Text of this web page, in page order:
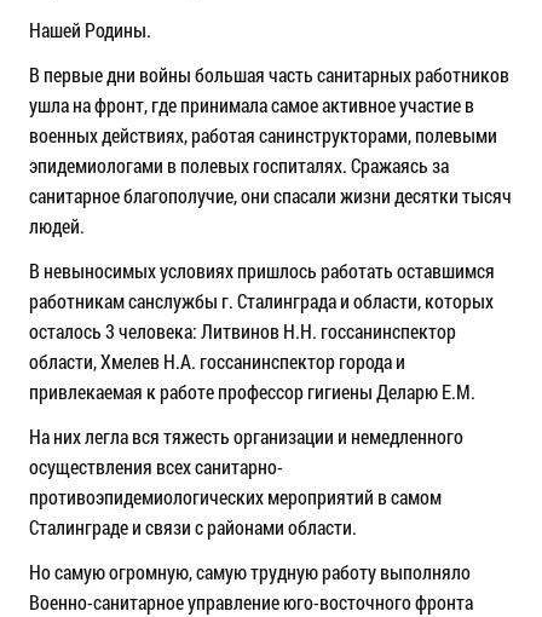
Нашей Родины.
В первые дни войны большая часть санитарных работников
ушла на фронт, где принимала самое активное участие в
военных действиях, работая санинструкторами, полевыми
эпидемиологами в полевых госпиталях. Сражаясь за
санитарное благополучие, они спасали жизни десятки тысяч
людей.
В невыносимых условиях пришлось работать оставшимся
работникам санслужбы г. Сталинграда и области, которых
осталось 3 человека: Литвинов Н.Н. госсанинспектор
области, Хмелев Н.А. госсанинспектор города и
привлекаемая к работе профессор гигиены Деларю Е.М.
На них легла вся тяжесть организации и немедленного
осуществления всех санитарно-
противоэпидемиологических мероприятий в самом
Сталинграде и связи с районами области.
Но самую огромную, самую трудную работу выполняло
Военно-санитарное управление юго-восточного фронта